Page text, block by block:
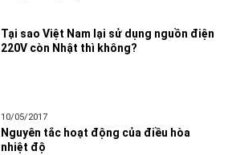
Tại sao Việt Nam lại sử dụng nguồn điện
220V còn Nhật thì không?
10/05/2017
Nguyên tắc hoạt động của điều hòa
nhiệt độ